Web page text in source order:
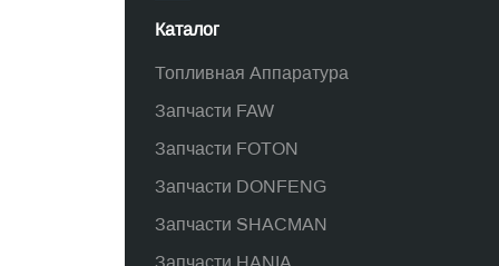
Каталог
Топливная Аппаратура
Запчасти FAW
Запчасти FOTON
Запчасти DONFENG
Запчасти SHACMAN